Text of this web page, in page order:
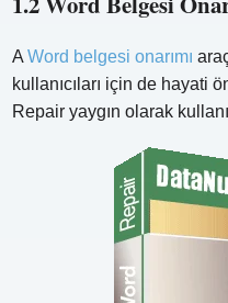
AWord belgesi onarımı
kullanıcıları için de hayati
Repair yaygın olarak